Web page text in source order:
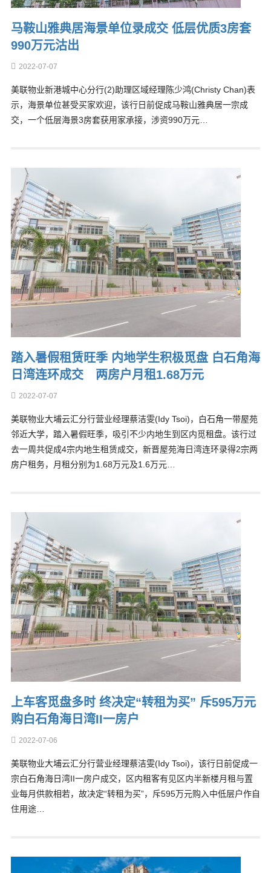
马鞍山雅典居海景单位录成交 低层优质3房套
990万元沽出
2022-07-07
美联物业新港城中心分行(2)助理区域经理陈少鸿(Christy Chan)表
示，海景单位甚受买家欢迎，该行日前促成马鞍山雅典居一宗成
交，一个低层海景3房套获用家承接，涉资990万元…
踏入暑假租赁旺季 内地学生积极觅盘 白石角海
日湾连环成交 两房户月租1.68万元
2022-07-07
美联物业大埔云汇分行营业经理蔡洁雯(Idy Tsoi)，白石角一带屋苑
邻近大学，踏入暑假旺季，吸引不少内地生到区内觅租盘。该行过
去一周共促成4宗内地生租赁成交，新晋屋苑海日湾连环录得2宗两
房户租务，月租分别为1.68万元及1.6万元…
上车客觅盘多时 终决定“转租为买” 斥595万元
购白石角海日湾II一房户
2022-07-06
美联物业大埔云汇分行营业经理蔡洁雯(Idy Tsoi)，该行日前促成一
宗白石角海日湾II一房户成交，区内租客有见区内半新楼月租与置
业每月供款相若，故决定“转租为买”，斥595万元购入中低层户作自
住用途…